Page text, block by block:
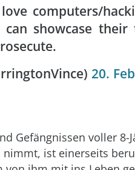
computers/
showcase their
20.
Gefängnissen voller 8-
ist einerseits